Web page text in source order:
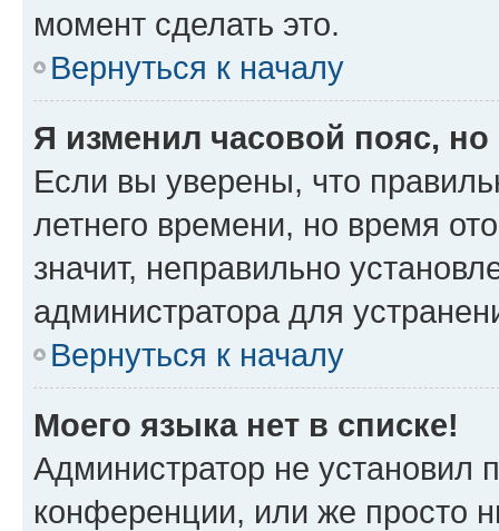
момент сделать это.
Вернуться к началу
Я изменил часовой пояс,
Если вы уверены, что
летнего времени, но время
значит, неправильно
администратора для
Вернуться к началу
Моего языка нет в списке!
Администратор не установил
конференции, или же просто